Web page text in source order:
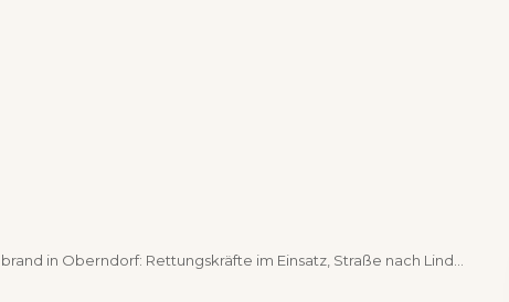
in Oberndorf: Rettungskräfte im Einsatz, Straße nach Lindenhof gesperrt